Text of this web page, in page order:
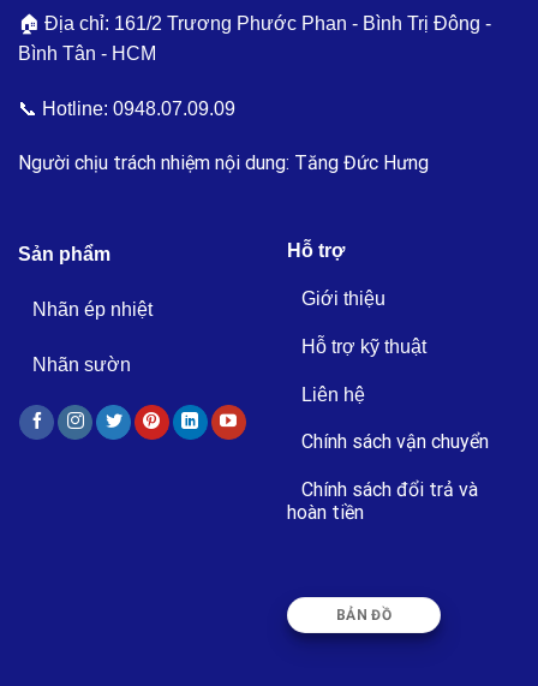
🏠 Địa chỉ: 161/2 Trương Phước Phan - Bình Trị Đông -
Bình Tân - HCM
📞 Hotline: 0948.07.09.09
Người chịu trách nhiệm nội dung: Tăng Đức Hưng
Sản phẩm
Nhãn ép nhiệt
Nhãn sườn
Hỗ trợ
Giới thiệu
Hỗ trợ kỹ thuật
Liên hệ
Chính sách vận chuyển
Chính sách đổi trả và
hoàn tiền
BẢN ĐỒ